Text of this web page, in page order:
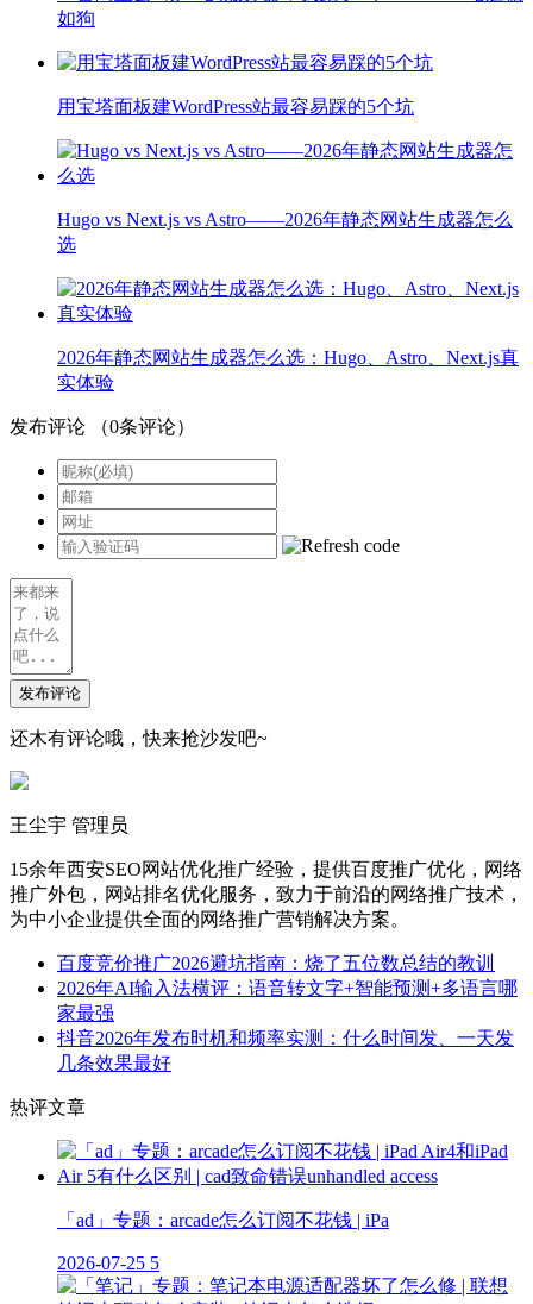
如狗
用宝塔面板建WordPress站最容易踩的5个坑
Hugo vs Next.js vs Astro——2026年静态网站生成器怎么
选
2026年静态网站生成器怎么选：Hugo、Astro、Next.js真
实体验
发布评论 （0条评论）
发布评论
还木有评论哦，快来抢沙发吧~
王尘宇 管理员
15余年西安SEO网站优化推广经验，提供百度推广优化，网络
推广外包，网站排名优化服务，致力于前沿的网络推广技术，
为中小企业提供全面的网络推广营销解决方案。
百度竞价推广2026避坑指南：烧了五位数总结的教训
2026年AI输入法横评：语音转文字+智能预测+多语言哪
家最强
抖音2026年发布时机和频率实测：什么时间发、一天发
几条效果最好
热评文章
「ad」专题：arcade怎么订阅不花钱 | iPa
2026-07-25 5